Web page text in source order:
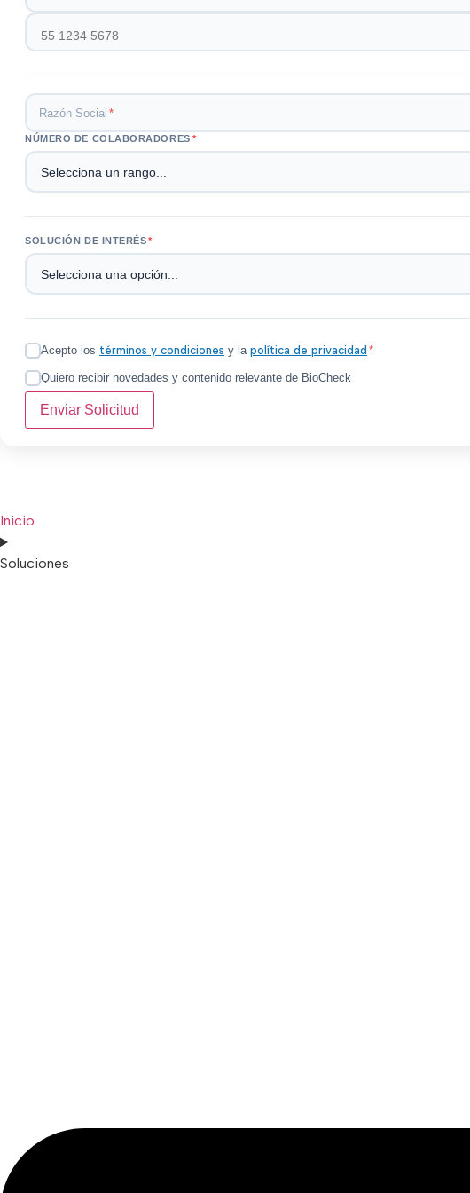
Razón Social *
NÚMERO DE COLABORADORES *
SOLUCIÓN DE INTERÉS *
Acepto los términos y condiciones y la política de privacidad *
Quiero recibir novedades y contenido relevante de BioCheck
Enviar Solicitud
Inicio
Soluciones